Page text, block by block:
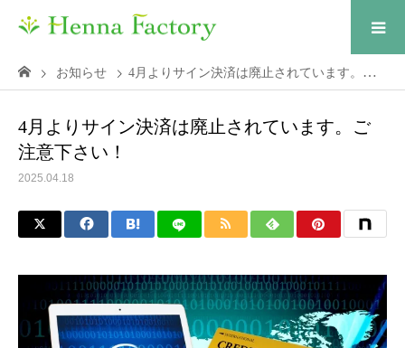
お知らせ 4月よりサイン決済は廃止されています。ご注意下さい！
4月よりサイン決済は廃止されています。ご
注意下さい！
2025.04.18